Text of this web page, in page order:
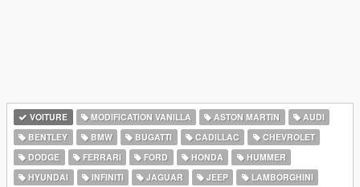
VOITURE MODIFICATION VANILLA ASTON MARTIN
AUDI
BENTLEY
BMW BUGATTI CADILLAC
CHEVROLET
DODGE
FERRARI FORD HONDA
HUMMER
HYUNDAI
INFINITI JAGUAR JEEP
LAMBORGHINI